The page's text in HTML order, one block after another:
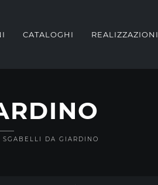
CATALOGHI REALIZZAZIONI
SGABELLI DA GIARDINO